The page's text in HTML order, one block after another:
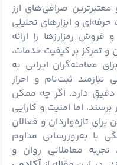
صرافی‌های ارز
و ابزارهای تحلیلی
فروش رمزارزها را ارائه
تمرکز بر کیفیت خدمات،
معامله‌گران ایرانی به
ثبت‌نام و احراز
دارد. اگر چه ممکن
اما امنیت و کارایی
برای تازه‌واردان و فعالان
با به‌روزرسانی مداوم
تجربه معاملاتی روان و